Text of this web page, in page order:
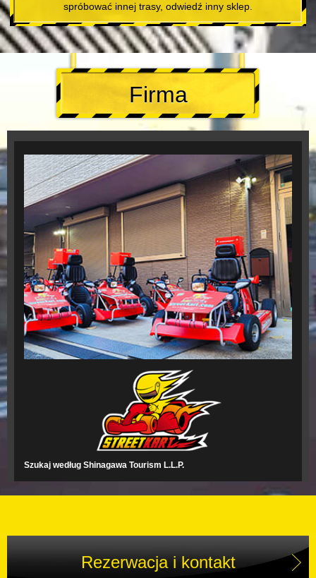
spróbować innej trasy, odwiedź inny sklep.
Firma
Szukaj według Shinagawa Tourism L.L.P.
Rezerwacja i kontakt